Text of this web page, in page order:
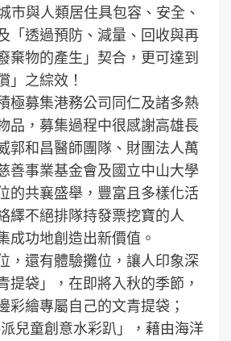
市與人類居住具包容、安全、
「透過預防、減量、回收與再
棄物的產生」契合，更可達到
」之綜效！
極募集港務公司同仁及諸多熱
品，募集過程中很感謝高雄長
郭和昌醫師團隊、財團法人萬
善事業基金會及國立中山大學
的共襄盛舉，豐富且多樣化活
繹不絕排隊持發票挖寶的人
成功地創造出新價值。
，還有體驗攤位，讓人印象深
提袋」，在即將入秋的季節，
彩繪專屬自己的文青提袋；
派兒童創意水彩趴」，藉由海洋